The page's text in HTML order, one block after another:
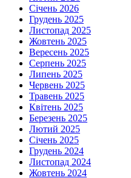
Січень 2026
Грудень 2025
Листопад 2025
Жовтень 2025
Вересень 2025
Серпень 2025
Липень 2025
Червень 2025
Травень 2025
Квітень 2025
Березень 2025
Лютий 2025
Січень 2025
Грудень 2024
Листопад 2024
Жовтень 2024